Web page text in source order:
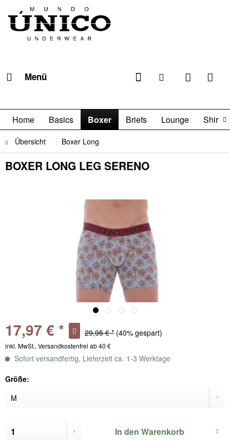
Menü
Home Basics Boxer Briefs Lounge Shirts
Übersicht Boxer Long
BOXER LONG LEG SERENO
17,97 € * 29,95 € * (40% gespart)
inkl. MwSt., Versandkostenfrei ab 40 €
Sofort versandfertig, Lieferzeit ca. 1-3 Werktage
Größe:
In den Warenkorb